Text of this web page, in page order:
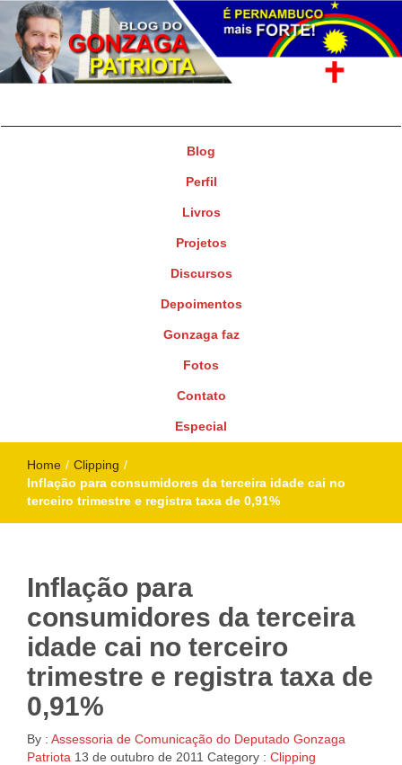
Blog
Perfil
Livros
Projetos
Discursos
Depoimentos
Gonzaga faz
Fotos
Contato
Especial
Home / Clipping /
Inflação para consumidores da terceira idade cai no
terceiro trimestre e registra taxa de 0,91%
Inflação para
consumidores da terceira
idade cai no terceiro
trimestre e registra taxa de
0,91%
By : Assessoria de Comunicação do Deputado Gonzaga
Patriota 13 de outubro de 2011 Category : Clipping